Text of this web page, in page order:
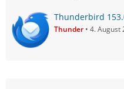
Thunderbird
Thunder 4. August